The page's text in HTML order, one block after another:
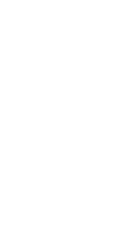
i
obavijestite nas
ćemo se da